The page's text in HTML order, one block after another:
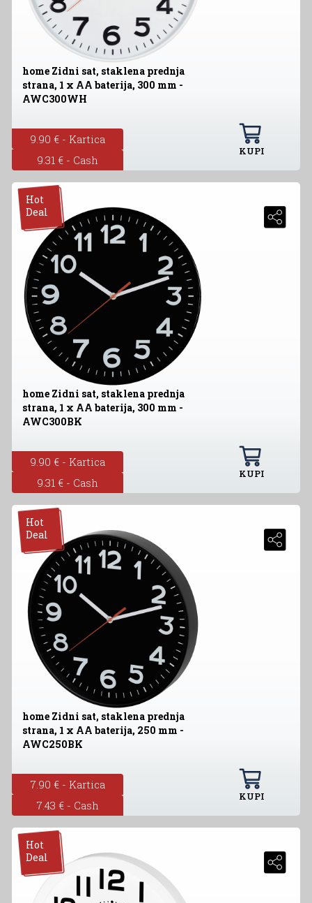
home Zidni sat, staklena prednja
strana, 1 x AA baterija, 300 mm -
AWC300WH
9.90 € - Kartica
9.31 € - Cash
KUPI
Hot
Deal
home Zidni sat, staklena prednja
strana, 1 x AA baterija, 300 mm -
AWC300BK
9.90 € - Kartica
9.31 € - Cash
KUPI
Hot
Deal
home Zidni sat, staklena prednja
strana, 1 x AA baterija, 250 mm -
AWC250BK
7.90 € - Kartica
7.43 € - Cash
KUPI
Hot
Deal